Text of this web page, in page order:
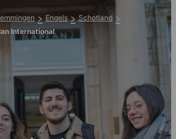
Engels
Schotland
International